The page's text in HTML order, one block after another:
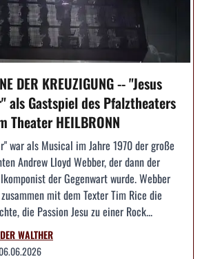
DER KREUZIGUNG -- "Jesus
als Gastspiel des Pfalztheaters
Theater HEILBRONN
war als Musical im Jahre 1970 der große
Andrew Lloyd Webber, der dann der
der Gegenwart wurde. Webber
mit dem Texter Tim Rice die
die Passion Jesu zu einer Rock...
WALTHER